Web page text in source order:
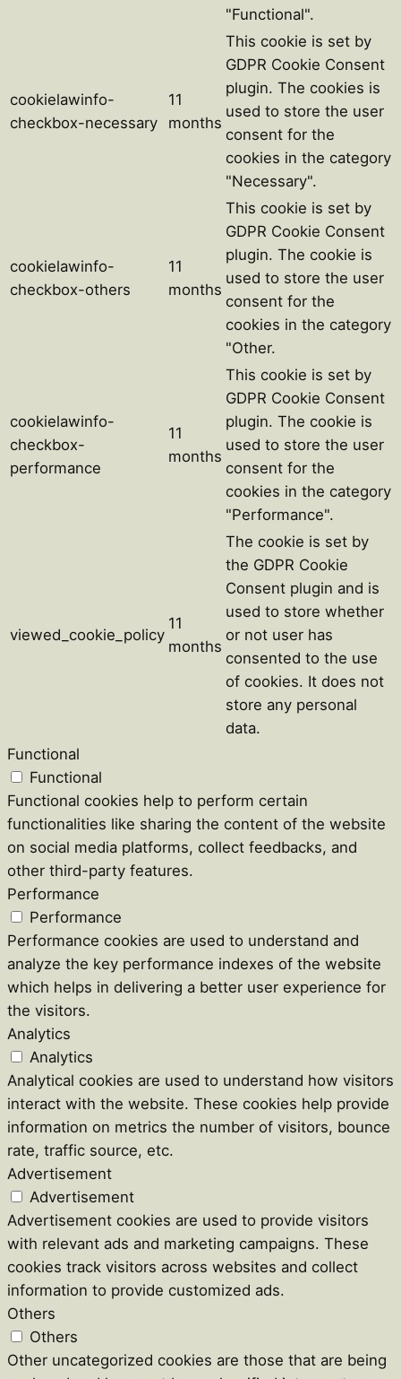
"Functional".
cookielawinfo-
checkbox-necessary
11
months
This cookie is set by
GDPR Cookie Consent
plugin. The cookies is
used to store the user
consent for the
cookies in the category
"Necessary".
cookielawinfo-
checkbox-others
11
months
This cookie is set by
GDPR Cookie Consent
plugin. The cookie is
used to store the user
consent for the
cookies in the category
"Other.
cookielawinfo-
checkbox-
performance
11
months
This cookie is set by
GDPR Cookie Consent
plugin. The cookie is
used to store the user
consent for the
cookies in the category
"Performance".
viewed_cookie_policy
11
months
The cookie is set by
the GDPR Cookie
Consent plugin and is
used to store whether
or not user has
consented to the use
of cookies. It does not
store any personal
data.
Functional
Functional
Functional cookies help to perform certain
functionalities like sharing the content of the website
on social media platforms, collect feedbacks, and
other third-party features.
Performance
Performance
Performance cookies are used to understand and
analyze the key performance indexes of the website
which helps in delivering a better user experience for
the visitors.
Analytics
Analytics
Analytical cookies are used to understand how visitors
interact with the website. These cookies help provide
information on metrics the number of visitors, bounce
rate, traffic source, etc.
Advertisement
Advertisement
Advertisement cookies are used to provide visitors
with relevant ads and marketing campaigns. These
cookies track visitors across websites and collect
information to provide customized ads.
Others
Others
Other uncategorized cookies are those that are being